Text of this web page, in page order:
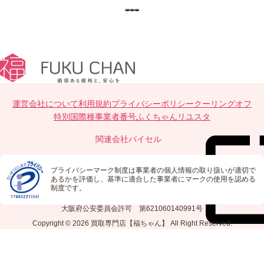
運営会社について利用規約プライバシーポリシークーリングオフ
特別国際種事業者番号ふくちゃんリユスタ
関連会社バイセル
プライバシーマーク制度は事業者の個人情報の取り扱いが適切で
あるかを評価し、基準に適合した事業者にマークの使用を認める
制度です。
大阪府公安委員会許可 第621060140991号
Copyright © 2026 買取専門店【福ちゃん】 All Right Reserved.